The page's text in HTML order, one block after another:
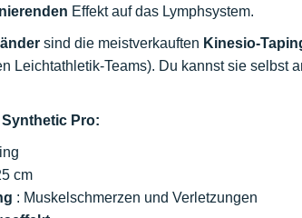
Effekt auf das Lymphsystem.
sind die meistverkauften Kinesio-
Leichtathletik-Teams). Du kannst sie selbst
Synthetic Pro:
cm
: Muskelschmerzen und Verletzungen